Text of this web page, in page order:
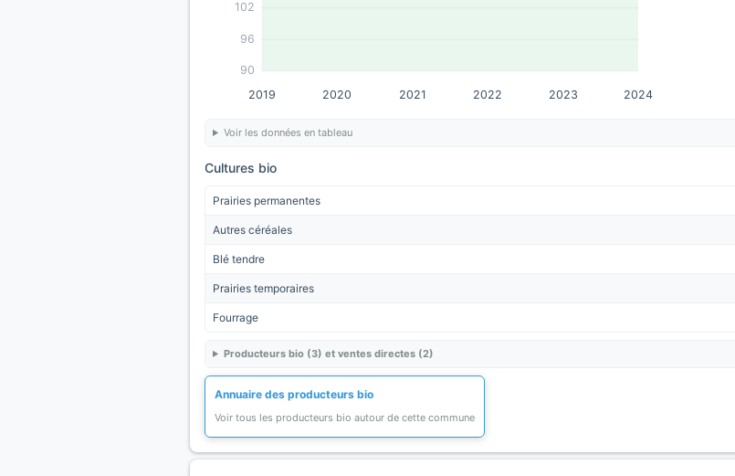
90
96
102
2019 2020 2021 2022 2023 2024
Voir les données en tableau
Cultures bio
Prairies permanentes
Autres céréales
Blé tendre
Prairies temporaires
Fourrage
Producteurs bio (3) et ventes directes (2)
Annuaire des producteurs bio
Voir tous les producteurs bio autour de cette commune